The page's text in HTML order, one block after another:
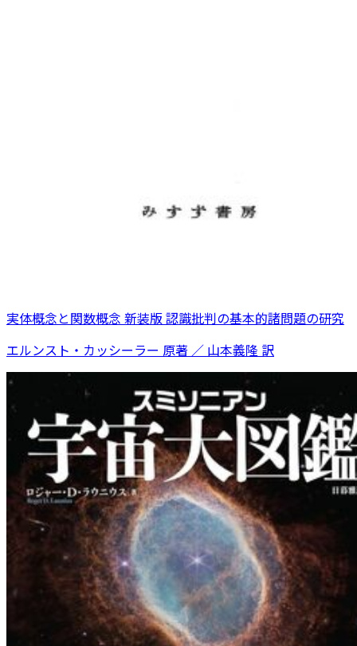
実体概念と関数概念 新装版 認識批判の基本的諸問題の研究
エルンスト・カッシーラー 原著 ／ 山本義隆 訳